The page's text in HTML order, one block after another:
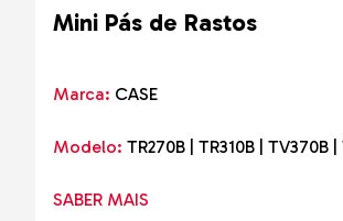
Mini Pás de Rastos
Marca: CASE
Modelo: TR270B | TR310B | TV370B
SABER MAIS